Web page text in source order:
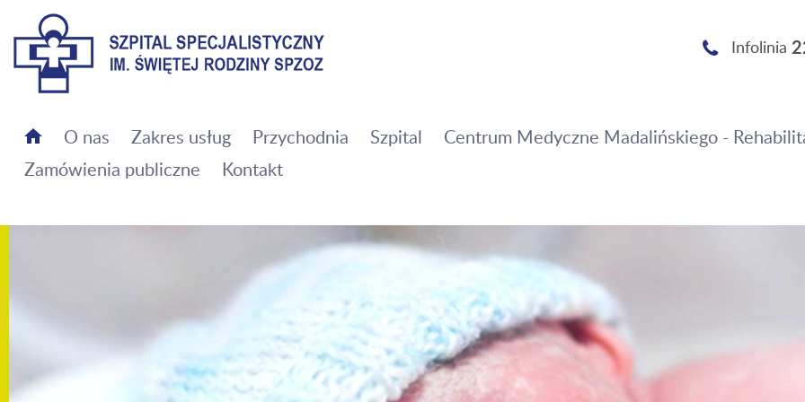
Szpital Specjalistyczny im. Świętej Rodziny SPZOZ
Infolinia
O nas Zakres usług Przychodnia Szpital Centrum Medyczne Madalińskiego -
Zamówienia publiczne
Kontakt